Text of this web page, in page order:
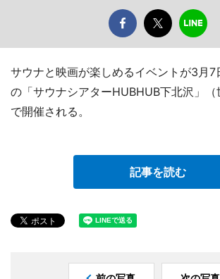
サウナと映画が楽しめるイベントが3月7
の「サウナシアターHUBHUB下北沢」（
で開催される。
記事を読む